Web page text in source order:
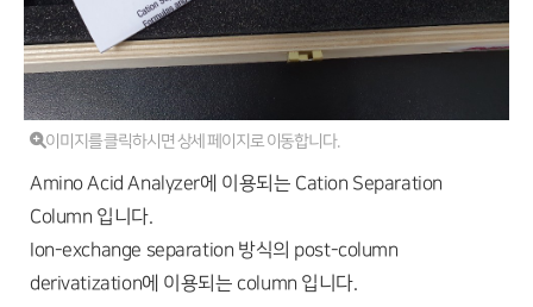
이미지를 클릭하시면 상세 페이지로 이동합니다.
Amino Acid Analyzer에 이용되는 Cation Separation
Column 입니다.
Ion-exchange separation 방식의 post-column
derivatization에 이용되는 column 입니다.